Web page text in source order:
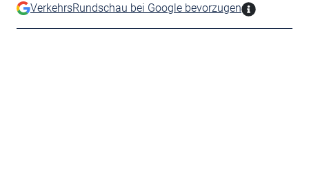
VerkehrsRundschau bei Google bevorzugen